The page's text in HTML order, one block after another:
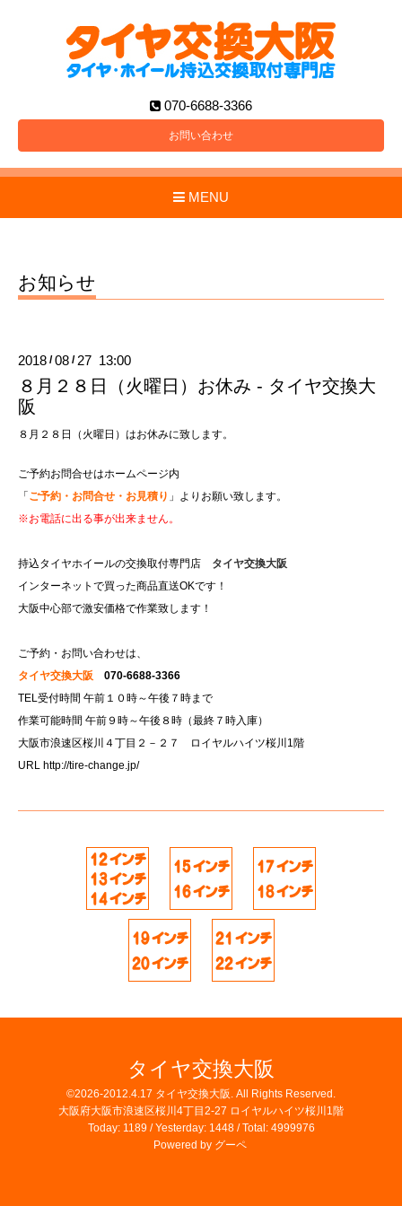
070-6688-3366
お問い合わせ
MENU
お知らせ
2018 /08 / 27 13:00
８月２８日（火曜日）お休み - タイヤ交換大
阪
８月２８日（火曜日）はお休みに致します。
ご予約お問合せはホームページ内
「ご予約・お問合せ・お見積り 」よりお願い致します。
※お電話に出る事が出来ません。
持込タイヤホイールの交換取付専門店 タイヤ交換大阪
インターネットで買った商品直送OKです！
大阪中心部で激安価格で作業致します！
ご予約・お問い合わせは、
タイヤ交換大阪 070-6688-3366
TEL受付時間 午前１０時～午後７時まで
作業可能時間 午前９時～午後８時（最終７時入庫）
大阪市浪速区桜川４丁目２－２７ ロイヤルハイツ桜川1階
URL http://tire-change.jp/
タイヤ交換大阪
©2026-2012.4.17 タイヤ交換大阪 . All Rights Reserved.
大阪府大阪市浪速区桜川4丁目2-27 ロイヤルハイツ桜川1階
Today: 1189/ Yesterday: 1448/ Total: 4999976
Powered by グーペ